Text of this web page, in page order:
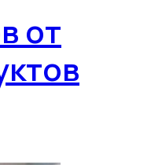
от